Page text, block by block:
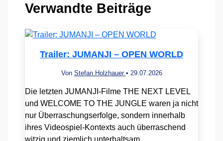
Verwandte Beiträge
Trailer: JUMANJI – OPEN WORLD
Von Stefan Holzhauer • 29.07.2026
Die letzten JUMANJI-Filme THE NEXT LEVEL
und WELCOME TO THE JUNGLE waren ja nicht
nur Überraschungserfolge, sondern innerhalb
ihres Videospiel-Kontexts auch überraschend
witzig und ziemlich unterhaltsam.